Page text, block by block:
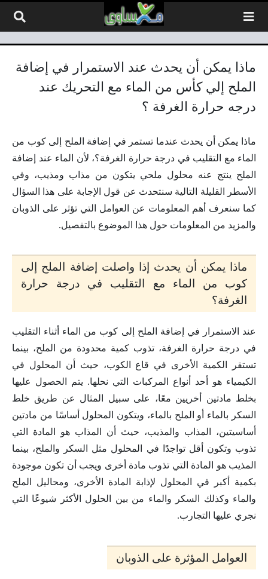
ماذا يمكن أن يحدث عند الاستمرار في إضافة
الملح إلي كأس من الماء مع التحريك عند
درجه حرارة الغرفة ؟
ماذا يمكن أن يحدث عندما تستمر في إضافة الملح إلى كوب من
الماء مع التقليب في درجة حرارة الغرفة؟، لأن الماء عند إضافة
الملح ينتج عنه محلول ملحي يتكون من مذاب ومذيب، وفي
الأسطر القليلة التالية سنتحدث عن قول الإجابة على هذا السؤال
كما سنعرف أهم المعلومات عن العوامل التي تؤثر على الذوبان
والمزيد من المعلومات حول هذا الموضوع بالتفصيل.
ماذا يمكن أن يحدث إذا واصلت إضافة الملح إلى
كوب من الماء مع التقليب في درجة حرارة
الغرفة؟
عند الاستمرار في إضافة الملح إلى كوب من الماء أثناء التقليب
في درجة حرارة الغرفة، تذوب كمية محدودة من الملح، بينما
تستقر الكمية الأخرى في قاع الكوب، حيث أن المحلول في
الكيمياء هو أحد أنواع المركبات التي نحلها. يتم الحصول عليها
بخلط مادتين أخريين معًا، على سبيل المثال عن طريق خلط
السكر بالماء أو الملح بالماء، ويتكون المحلول أساسًا من مادتين
أساسيتين، المذاب والمذيب، حيث أن المذاب هو المادة التي
تذوب وتكون أقل تواجدًا في المحلول مثل السكر والملح، بينما
المذيب هو المادة التي تذوب مادة أخرى ويجب أن تكون موجودة
بكمية أكبر في المحلول لإذابة المادة الأخرى، ومحاليل الملح
والماء وكذلك السكر والماء من بين الحلول الأكثر شيوعًا التي
نجري عليها التجارب.
العوامل المؤثرة على الذوبان